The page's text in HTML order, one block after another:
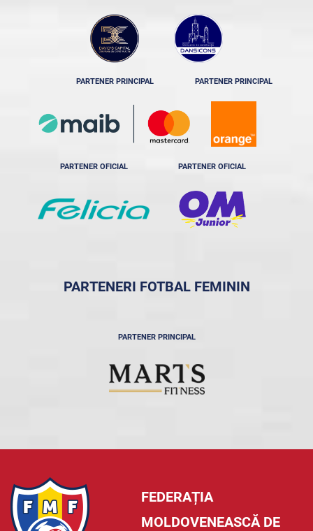
PARTENER PRINCIPAL PARTENER PRINCIPAL
PARTENER OFICIAL PARTENER OFICIAL
PARTENERI FOTBAL FEMININ
PARTENER PRINCIPAL
FEDERAȚIA
MOLDOVENEASCĂ DE